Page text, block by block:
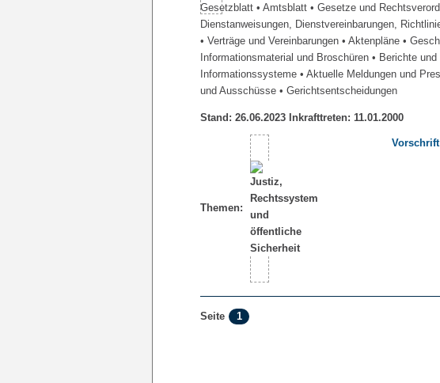
Gesetzblatt • Amtsblatt • Gesetze und
Dienstanweisungen, Dienstvereinbarungen,
• Verträge und Vereinbarungen • Aktenpläne •
Informationsmaterial und Broschüren • Berichte
Informationssysteme • Aktuelle Meldungen und
und Ausschüsse • Gerichtsentscheidungen
Stand: 26.06.2023 Inkrafttreten: 11.01.2000
Themen:
Seite 1